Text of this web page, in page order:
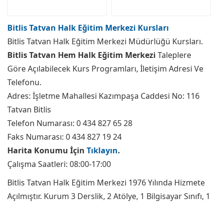
Bitlis Tatvan Halk Eğitim Merkezi Kursları
Bitlis Tatvan Halk Eğitim Merkezi Müdürlüğü Kursları.
Bitlis Tatvan Hem Halk Eğitim Merkezi Taleplere
Göre Açılabilecek Kurs Programları, İletişim Adresi Ve
Telefonu.
Adres: İşletme Mahallesi Kazımpaşa Caddesi No: 116
Tatvan Bitlis
Telefon Numarası: 0 434 827 65 28
Faks Numarası: 0 434 827 19 24
Harita Konumu İçin Tıklayın.
Çalışma Saatleri: 08:00-17:00
Bitlis Tatvan Halk Eğitim Merkezi 1976 Yılında Hizmete
Açılmıştır. Kurum 3 Derslik, 2 Atölye, 1 Bilgisayar Sınıfı, 1